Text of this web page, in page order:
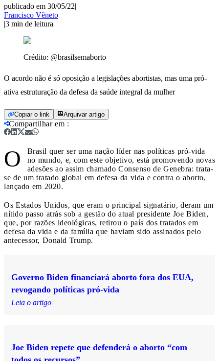
publicado em 30/05/22|
Francisco Vêneto
|3 min de leitura
Crédito: @brasilsemaborto
O acordo não é só oposição a legislações abortistas, mas uma pró-
ativa estruturação da defesa da saúde integral da mulher
Copiar o link Arquivar artigo
Compartilhar em :
O
Brasil quer ser uma nação líder nas políticas pró-vida
no mundo, e, com este objetivo, está promovendo novas
adesões ao assim chamado Consenso de Genebra: trata-
se de um tratado global em defesa da vida e contra o aborto,
lançado em 2020.
Os Estados Unidos, que eram o principal signatário, deram um
nítido passo atrás sob a gestão do atual presidente Joe Biden,
que, por razões ideológicas, retirou o país dos tratados em
defesa da vida e da família que haviam sido assinados pelo
antecessor, Donald Trump.
Governo Biden financiará aborto fora dos EUA,
revogando políticas pró-vida
Leia o artigo
Joe Biden repete que defenderá o aborto “com